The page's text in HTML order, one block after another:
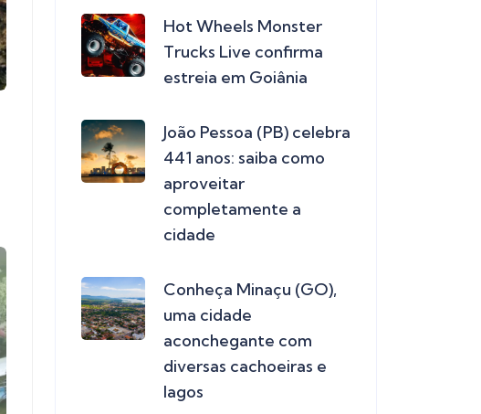
Hot Wheels Monster
Trucks Live confirma
estreia em Goiânia
João Pessoa (PB) celebra
441 anos: saiba como
aproveitar
completamente a
cidade
Conheça Minaçu (GO),
uma cidade
aconchegante com
diversas cachoeiras e
lagos